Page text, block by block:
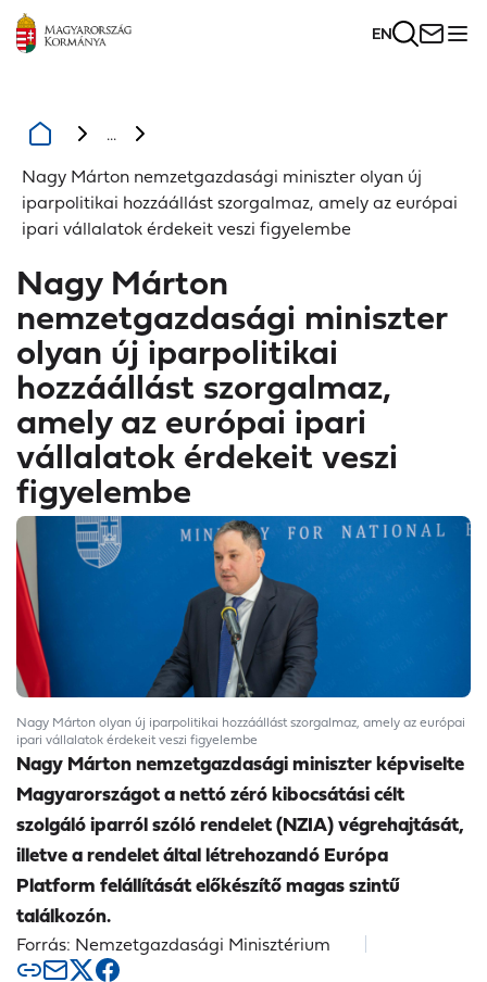
EN
...
Nagy Márton nemzetgazdasági miniszter olyan új
iparpolitikai hozzáállást szorgalmaz, amely az európai
ipari vállalatok érdekeit veszi figyelembe
Nagy Márton
nemzetgazdasági miniszter
olyan új iparpolitikai
hozzáállást szorgalmaz,
amely az európai ipari
vállalatok érdekeit veszi
figyelembe
Nagy Márton olyan új iparpolitikai hozzáállást szorgalmaz, amely az európai
ipari vállalatok érdekeit veszi figyelembe
Nagy Márton nemzetgazdasági miniszter képviselte
Magyarországot a nettó zéró kibocsátási célt
szolgáló iparról szóló rendelet (NZIA) végrehajtását,
illetve a rendelet által létrehozandó Európa
Platform felállítását előkészítő magas szintű
találkozón.
Forrás: Nemzetgazdasági Minisztérium